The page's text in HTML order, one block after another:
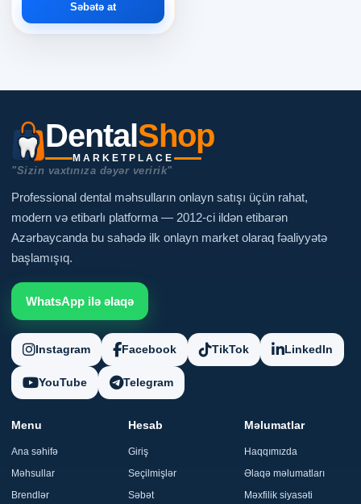
Səbətə at
DentalShop
MARKETPLACE
"Sizin vaxtınıza dəyər veririk"
Professional dental məhsulların onlayn satışı üçün rahat,
modern və etibarlı platforma — 2012-ci ildən etibarən
Azərbaycanda bu sahədə ilk onlayn market olaraq fəaliyyətə
başlamışıq.
WhatsApp ilə əlaqə
Instagram Facebook TikTok LinkedIn
YouTube Telegram
Menu
Ana səhifə
Məhsullar
Brendlər
Hesab
Giriş
Seçilmişlər
Səbət
Məlumatlar
Haqqımızda
Əlaqə məlumatları
Məxfilik siyasəti